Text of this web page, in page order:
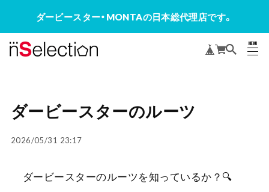
ダービースター・MONTAの日本総代理店です。
MENU
CLOSE
ダービースターのルーツ
2026/05/31 23:17
ダービースターのルーツを知っているか？🔍